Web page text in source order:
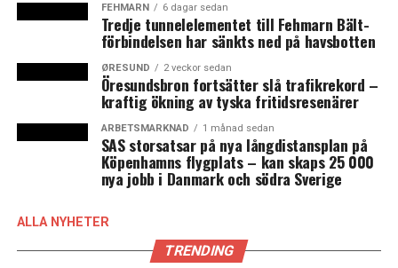
Men därefter uppstod det ett missförstånd.
– Vi lyfte frågan i det danska Trafikministeriet och fick
en återkoppling på att det skulle vara möjligt med
tiominuterstrafik från den 24 april. Jag förutsatte att
det gällde hela sträckan, men nu visar det sig att det
bara var från Huvudbangården till Kastrup, säger han.
övertyga den danska sidan om att införa avgångar var
tionde minut även mellan Kastrup och Malmö C.
FEHMARN 6 dagar sedan
Tredje tunnelelementet till Fehmarn Bält-
förbindelsen har sänkts ned på havsbotten
ØRESUND 2 veckor sedan
Öresundsbron fortsätter slå trafikrekord –
kraftig ökning av tyska fritidsresenärer
ARBETSMARKNAD 1 månad sedan
SAS storsatsar på nya långdistansplan på
Köpenhamns flygplats – kan skaps 25 000
nya jobb i Danmark och södra Sverige
ALLA NYHETER
TRENDING